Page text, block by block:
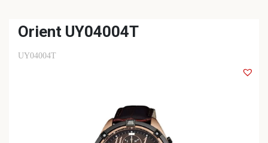
Orient UY04004T
UY04004T